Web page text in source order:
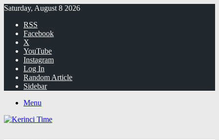
Saturday, August 8 2026
RSS
Facebook
X
YouTube
Instagram
Log In
Random Article
Sidebar
Menu